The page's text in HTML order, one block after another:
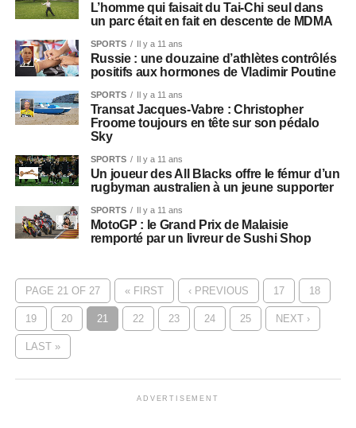
L’homme qui faisait du Tai-Chi seul dans
un parc était en fait en descente de MDMA
SPORTS Il y a 11 ans
Russie : une douzaine d’athlètes contrôlés
positifs aux hormones de Vladimir Poutine
SPORTS Il y a 11 ans
Transat Jacques-Vabre : Christopher
Froome toujours en tête sur son pédalo
Sky
SPORTS Il y a 11 ans
Un joueur des All Blacks offre le fémur d’un
rugbyman australien à un jeune supporter
SPORTS Il y a 11 ans
MotoGP : le Grand Prix de Malaisie
remporté par un livreur de Sushi Shop
PAGE 21 OF 27 « FIRST ‹ PREVIOUS 17 18
19 20 21 22 23 24 25 NEXT ›
LAST »
ADVERTISEMENT